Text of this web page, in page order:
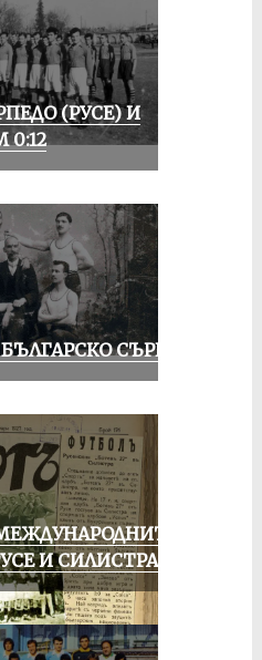
(РУСЕ) И
0:12
СЪРЦЕ
И СИЛИСТРА